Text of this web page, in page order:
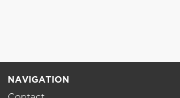
NAVIGATION